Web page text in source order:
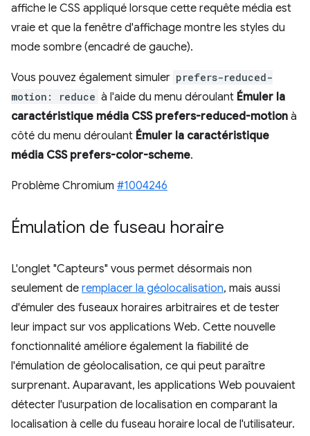
affiche le CSS appliqué lorsque cette requête média est
vraie et que la fenêtre d'affichage montre les styles du
mode sombre (encadré de gauche).
Vous pouvez également simuler prefers-reduced-
motion: reduce à l'aide du menu déroulant Émuler la
caractéristique média CSS prefers-reduced-motion à
côté du menu déroulant Émuler la caractéristique
média CSS prefers-color-scheme.
Problème Chromium #1004246
Émulation de fuseau horaire
L'onglet "Capteurs" vous permet désormais non
seulement de remplacer la géolocalisation, mais aussi
d'émuler des fuseaux horaires arbitraires et de tester
leur impact sur vos applications Web. Cette nouvelle
fonctionnalité améliore également la fiabilité de
l'émulation de géolocalisation, ce qui peut paraître
surprenant. Auparavant, les applications Web pouvaient
détecter l'usurpation de localisation en comparant la
localisation à celle du fuseau horaire local de l'utilisateur.